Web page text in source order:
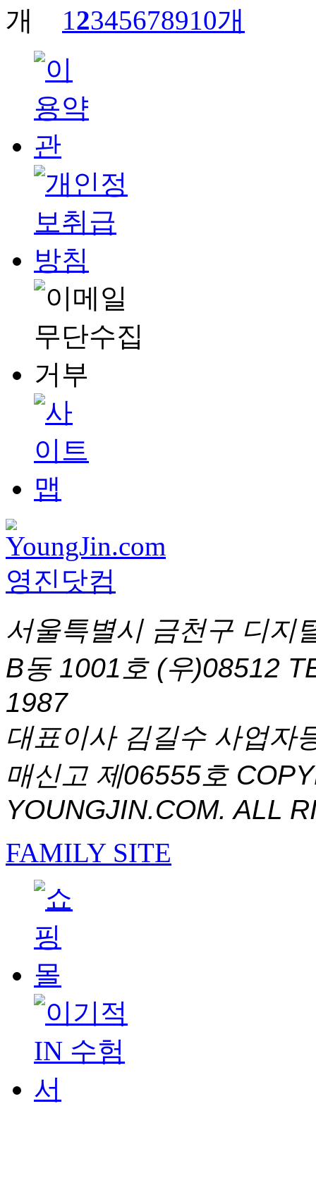
12345678910
서울특별시 금천구 디지
B동 1001호 (우)08512
1987
대표이사 김길수 사업자
매신고 제06555호
YOUNGJIN.COM. ALL
FAMILY SITE